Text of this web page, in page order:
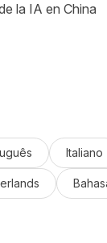
la IA en China
Italiano